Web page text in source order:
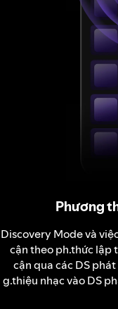
Phương
Discovery Mode và
cận theo ph.thức lập
cận qua các DS
g.thiệu nhạc vào DS